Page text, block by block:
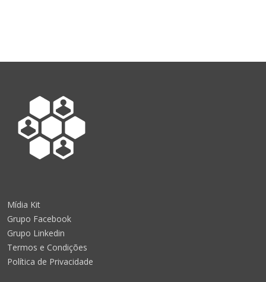
Mídia Kit
Grupo Facebook
Grupo Linkedin
Termos e Condições
Política de Privacidade